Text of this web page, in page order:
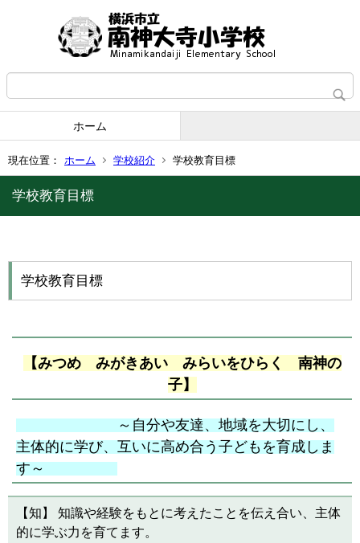
ホーム
現在位置： ホーム 学校紹介 学校教育目標
学校教育目標
学校教育目標
【みつめ みがきあい みらいをひらく 南神の
子】
～自分や友達、地域を大切にし、
主体的に学び、互いに高め合う子どもを育成しま
す～
【知】 知識や経験をもとに考えたことを伝え合い、主体
的に学ぶ力を育てます。